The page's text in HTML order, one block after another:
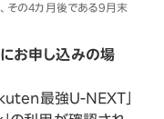
その4カ月後である9月末
お申し込みの場
最強U-NEXT」